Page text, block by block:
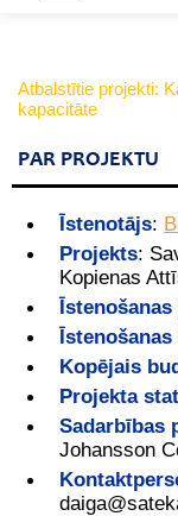
Atbalstītie projekti:
kapacitāte
PAR PROJEKTU
Īstenotājs:
Projekts:
Kopienas
Kopējais
Projekta
Sadarbības
Johansson